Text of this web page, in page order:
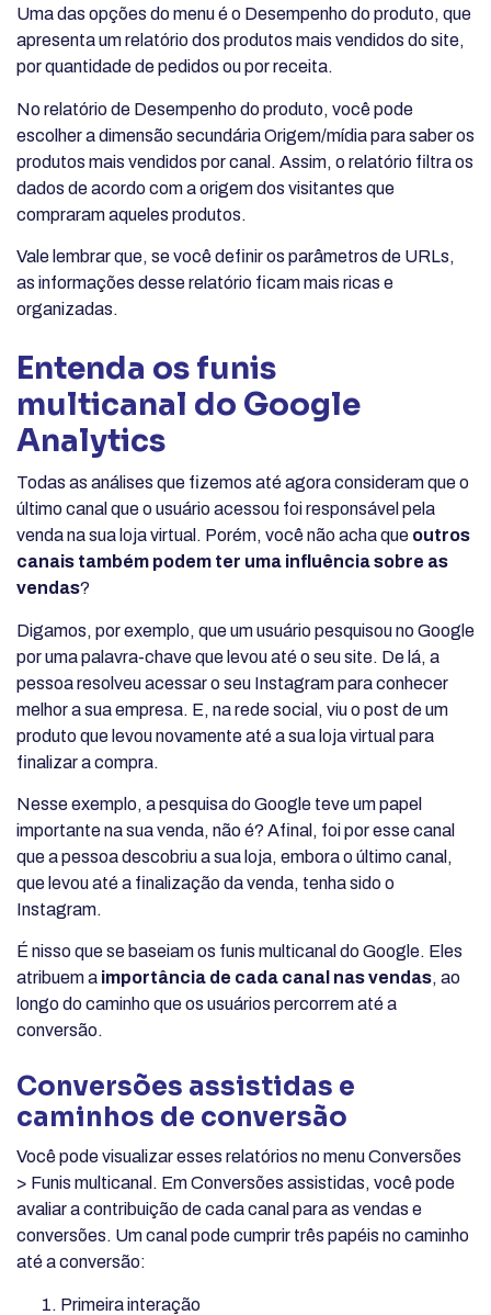
Uma das opções do menu é o Desempenho do produto, que
apresenta um relatório dos produtos mais vendidos do site,
por quantidade de pedidos ou por receita.
No relatório de Desempenho do produto, você pode
escolher a dimensão secundária Origem/mídia para saber os
produtos mais vendidos por canal. Assim, o relatório filtra os
dados de acordo com a origem dos visitantes que
compraram aqueles produtos.
Vale lembrar que, se você definir os parâmetros de URLs,
as informações desse relatório ficam mais ricas e
organizadas.
Entenda os funis
multicanal do Google
Analytics
Todas as análises que fizemos até agora consideram que o
último canal que o usuário acessou foi responsável pela
venda na sua loja virtual. Porém, você não acha que outros
canais também podem ter uma influência sobre as
vendas?
Digamos, por exemplo, que um usuário pesquisou no Google
por uma palavra-chave que levou até o seu site. De lá, a
pessoa resolveu acessar o seu Instagram para conhecer
melhor a sua empresa. E, na rede social, viu o post de um
produto que levou novamente até a sua loja virtual para
finalizar a compra.
Nesse exemplo, a pesquisa do Google teve um papel
importante na sua venda, não é? Afinal, foi por esse canal
que a pessoa descobriu a sua loja, embora o último canal,
que levou até a finalização da venda, tenha sido o
Instagram.
É nisso que se baseiam os funis multicanal do Google. Eles
atribuem a importância de cada canal nas vendas, ao
longo do caminho que os usuários percorrem até a
conversão.
Conversões assistidas e
caminhos de conversão
Você pode visualizar esses relatórios no menu Conversões
> Funis multicanal. Em Conversões assistidas, você pode
avaliar a contribuição de cada canal para as vendas e
conversões. Um canal pode cumprir três papéis no caminho
até a conversão:
Primeira interação